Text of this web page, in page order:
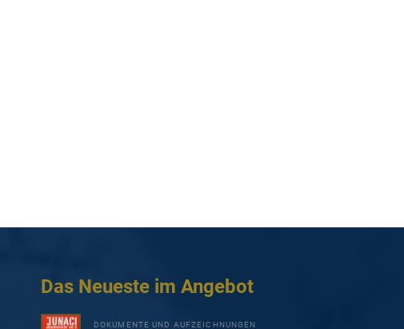
Das Neueste im Angebot
DOKUMENTE UND AUFZEICHNUNGEN